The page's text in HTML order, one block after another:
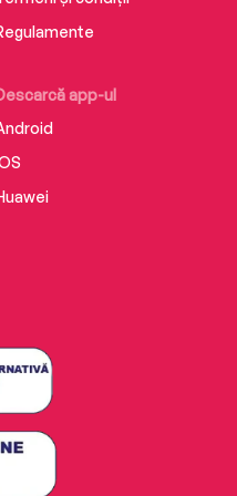
app-ul